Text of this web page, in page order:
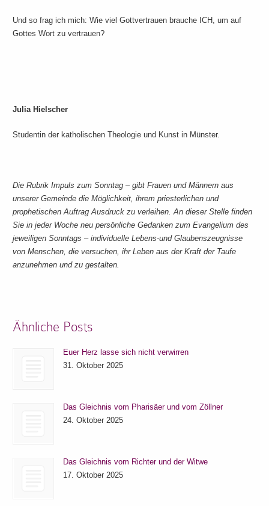
Und so frag ich mich: Wie viel Gottvertrauen brauche ICH, um auf
Gottes Wort zu vertrauen?
Julia Hielscher
Studentin der katholischen Theologie und Kunst in Münster.
Die Rubrik Impuls zum Sonntag – gibt Frauen und Männern aus
unserer Gemeinde die Möglichkeit, ihrem priesterlichen und
prophetischen Auftrag Ausdruck zu verleihen. An dieser Stelle finden
Sie in jeder Woche neu persönliche Gedanken zum Evangelium des
jeweiligen Sonntags – individuelle Lebens-und Glaubenszeugnisse
von Menschen, die versuchen, ihr Leben aus der Kraft der Taufe
anzunehmen und zu gestalten.
Ähnliche Posts
Euer Herz lasse sich nicht verwirren
31. Oktober 2025
Das Gleichnis vom Pharisäer und vom Zöllner
24. Oktober 2025
Das Gleichnis vom Richter und der Witwe
17. Oktober 2025